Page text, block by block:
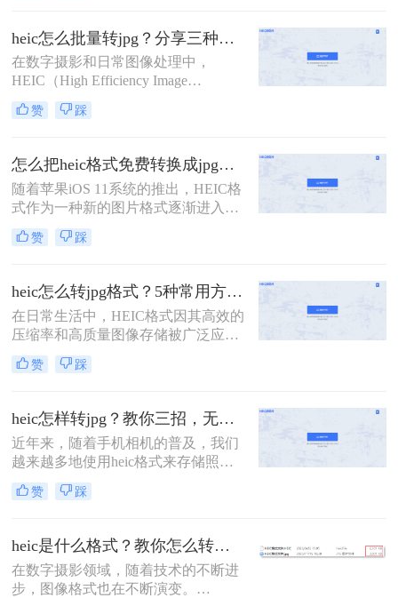
保存照片，体积小、画质好，但兼容
性确实是个问题。很多老旧设备、
Windows电脑、部分社交平台和网页
上传入口都不认这个格式。所
以"iphone照片heic怎么转jpg"成了不
少人的刚需。这篇文章按不同使用场
线转换、iPhone端设置和Mac自带工
具四条路子，帮你看完就能上手。
heic怎么批量转jpg？分享三种常用的转换方法！
在数字摄影和日常图像处理中，
HEIC（High Efficiency Image
Format）作为一种高效的图像格式，
因其出色的压缩率和图像质量而备受
用。然而，这种格式在非苹果设备或
某些应用程序中可能不被直接支持，
因此需要将HEIC批量转换为更通用的
JPG格式。那么heic怎么批量转jpg
呢？本文将介绍三种将HEIC批量转换
为JPG的高效方法。
赞 踩
怎么把heic格式免费转换成jpg？3种方法轻松解决，原来这么简单！
随着苹果iOS 11系统的推出，HEIC格
式作为一种新的图片格式逐渐进入人
们的视野。这种格式能够在保证照片
质量的同时，减少系统储存空间的占
多Windows用户在电脑上无法直接查
看或打开HEIC格式的图片。为此，我
们需要将其转换为更通用的JPG格
式。那么怎么把heic格式免费转换成
jpg呢？以下是几种免费的HEIC转JPG
的方法，供您参考。
赞 踩
heic怎么转jpg格式？5种常用方法详细解析！
在日常生活中，HEIC格式因其高效的
压缩率和高质量图像存储被广泛应用
于苹果设备中。然而，由于其兼容性
较差，许多老旧设备或平台无法直接
看、分享的需求，将HEIC转换为通用
的JPG格式成为常见操作。那么heic怎
么转jpg格式呢？以下是几种常用方法
的详细解析，帮助您高效完成转换。
赞 踩
heic怎样转jpg？教你三招，无损转换！
近年来，随着手机相机的普及，我们
越来越多地使用heic格式来存储照
片。然而，与传统的jpg格式相比，
heic格式的兼容性较差，不支持的设
怎样转jpg问题，本文将向您介绍三种
简单而有效的方法，帮助将heic格式
的照片转换为常用的jpg格式。
赞 踩
heic是什么格式？教你怎么转换成jpg方法！
在数字摄影领域，随着技术的不断进
步，图像格式也在不断演变。